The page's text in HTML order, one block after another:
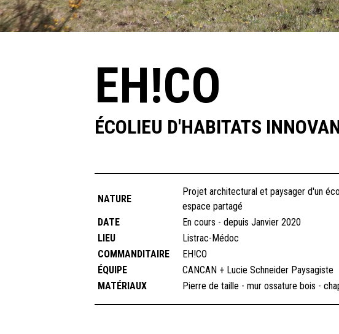
EH!CO
ÉCOLIEU D'HABITATS
NATURE
Projet architectural et paysager d'un
espace partagé
DATE
En cours - depuis Janvier 2020
LIEU
Listrac-Médoc
COMMANDITAIRE
EH!CO
ÉQUIPE
CANCAN + Lucie Schneider Paysagiste
MATÉRIAUX
Pierre de taille - mur ossature bois -